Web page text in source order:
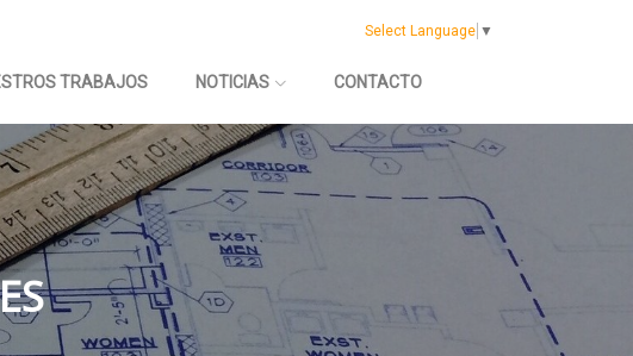
Select Language ▼
TRABAJOS NOTICIAS CONTACTO